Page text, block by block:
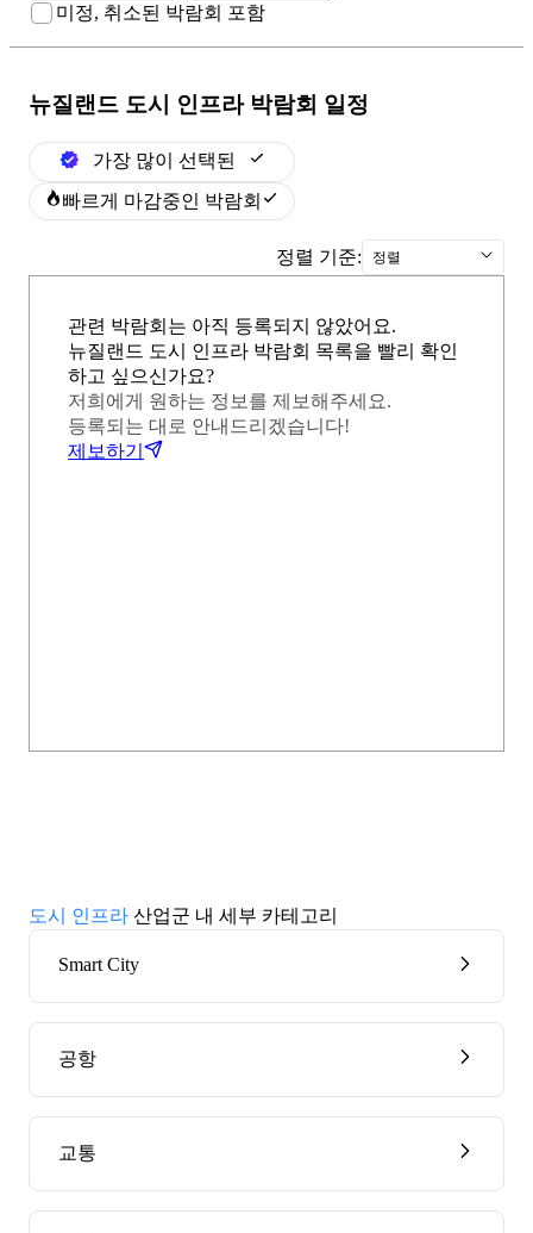
미정, 취소된 박람회 포함
뉴질랜드 도시 인프라박람회 일정
가장 많이 선택된
빠르게 마감중인 박람회
정렬 기준: 정렬
관련 박람회는 아직 등록되지 않았어요.
뉴질랜드 도시 인프라 박람회 목록을 빨리 확인
하고 싶으신가요?
저희에게 원하는 정보를 제보해주세요.
등록되는 대로 안내드리겠습니다!
제보하기
도시 인프라 산업군 내 세부 카테고리
Smart City
공항
교통